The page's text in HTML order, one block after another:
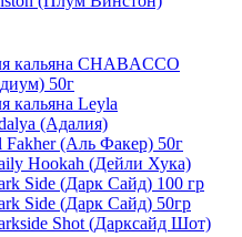
кальяна CHABACCO
50г
кальяна Leyla
(Адалия)
Fakher (Аль Факер) 50г
Hookah (Дейли Хука)
Side (Дарк Сайд) 100 гр
Side (Дарк Сайд) 50гр
Shot (Дарксайд Шот)